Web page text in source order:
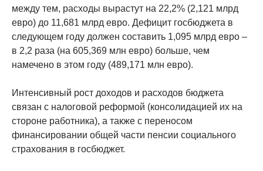
между тем, расходы вырастут на 22,2% (2,121 млрд
евро) до 11,681 млрд евро. Дефицит госбюджета в
следующем году должен составить 1,095 млрд евро –
в 2,2 раза (на 605,369 млн евро) больше, чем
намечено в этом году (489,171 млн евро).
Интенсивный рост доходов и расходов бюджета
связан с налоговой реформой (консолидацией их на
стороне работника), а также с переносом
финансировании общей части пенсии социального
страхования в госбюджет.